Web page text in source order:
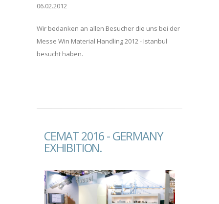
06.02.2012
Wir bedanken an allen Besucher die uns bei der
Messe Win Material Handling 2012 - Istanbul
besucht haben.
CEMAT 2016 - GERMANY
EXHIBITION.